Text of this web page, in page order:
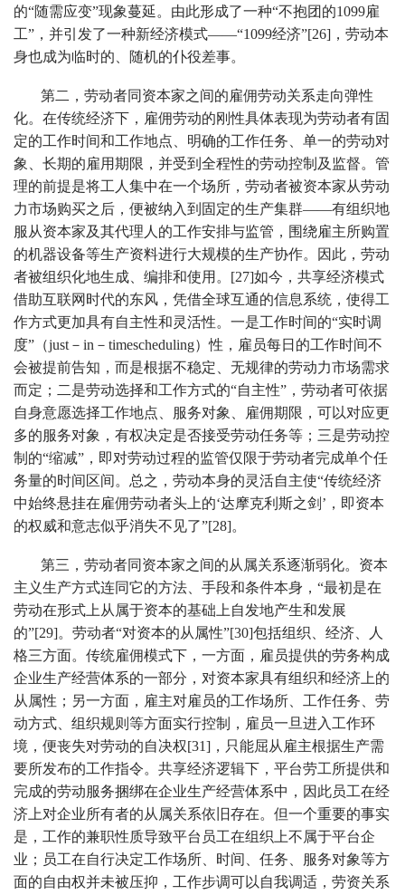
的“随需应变”现象蔓延。由此形成了一种“不抱团的1099雇
工”，并引发了一种新经济模式——“1099经济”[26]，劳动本
身也成为临时的、随机的仆役差事。
第二，劳动者同资本家之间的雇佣劳动关系走向弹性
化。在传统经济下，雇佣劳动的刚性具体表现为劳动者有固
定的工作时间和工作地点、明确的工作任务、单一的劳动对
象、长期的雇用期限，并受到全程性的劳动控制及监督。管
理的前提是将工人集中在一个场所，劳动者被资本家从劳动
力市场购买之后，便被纳入到固定的生产集群——有组织地
服从资本家及其代理人的工作安排与监管，围绕雇主所购置
的机器设备等生产资料进行大规模的生产协作。因此，劳动
者被组织化地生成、编排和使用。[27]如今，共享经济模式
借助互联网时代的东风，凭借全球互通的信息系统，使得工
作方式更加具有自主性和灵活性。一是工作时间的“实时调
度”（just－in－timescheduling）性，雇员每日的工作时间不
会被提前告知，而是根据不稳定、无规律的劳动力市场需求
而定；二是劳动选择和工作方式的“自主性”，劳动者可依据
自身意愿选择工作地点、服务对象、雇佣期限，可以对应更
多的服务对象，有权决定是否接受劳动任务等；三是劳动控
制的“缩减”，即对劳动过程的监管仅限于劳动者完成单个任
务量的时间区间。总之，劳动本身的灵活自主使“传统经济
中始终悬挂在雇佣劳动者头上的‘达摩克利斯之剑’，即资本
的权威和意志似乎消失不见了”[28]。
第三，劳动者同资本家之间的从属关系逐渐弱化。资本
主义生产方式连同它的方法、手段和条件本身，“最初是在
劳动在形式上从属于资本的基础上自发地产生和发展
的”[29]。劳动者“对资本的从属性”[30]包括组织、经济、人
格三方面。传统雇佣模式下，一方面，雇员提供的劳务构成
企业生产经营体系的一部分，对资本家具有组织和经济上的
从属性；另一方面，雇主对雇员的工作场所、工作任务、劳
动方式、组织规则等方面实行控制，雇员一旦进入工作环
境，便丧失对劳动的自决权[31]，只能屈从雇主根据生产需
要所发布的工作指令。共享经济逻辑下，平台劳工所提供和
完成的劳动服务捆绑在企业生产经营体系中，因此员工在经
济上对企业所有者的从属关系依旧存在。但一个重要的事实
是，工作的兼职性质导致平台员工在组织上不属于平台企
业；员工在自行决定工作场所、时间、任务、服务对象等方
面的自由权并未被压抑，工作步调可以自我调适，劳资关系